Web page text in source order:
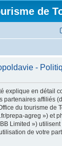
de
-
explique en détail
partenaires affiliés
du tourisme de
prepa-agreg ») et
Limited »)
de votre